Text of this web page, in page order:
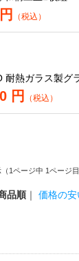
（税込）
耐熱ガラス製グ
円 （税込）
1ページ中 1ページ目
品順 ｜ 価格の安